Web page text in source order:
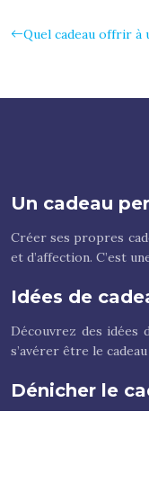
Quel cadeau offrir à
Un cadeau
Créer ses propres
et d’affection. C’est
Idées de
Découvrez des
s’avérer être le
Dénicher le